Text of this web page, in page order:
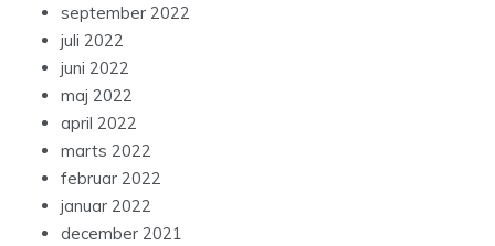
september 2022
juli 2022
juni 2022
maj 2022
april 2022
marts 2022
februar 2022
januar 2022
december 2021